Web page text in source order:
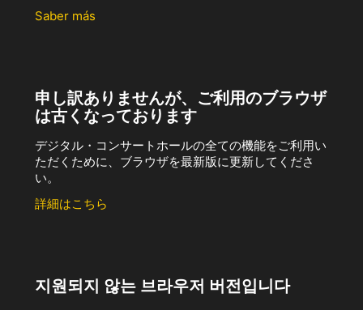
Saber más
申し訳ありませんが、ご利用のブラウザ
は古くなっております
デジタル・コンサートホールの全ての機能をご利用い
ただくために、ブラウザを最新版に更新してくださ
い。
詳細はこちら
지원되지 않는 브라우저 버전입니다